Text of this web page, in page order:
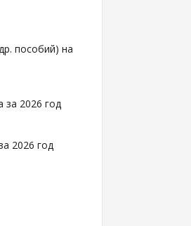
пособий) на
2026 год
2026 год